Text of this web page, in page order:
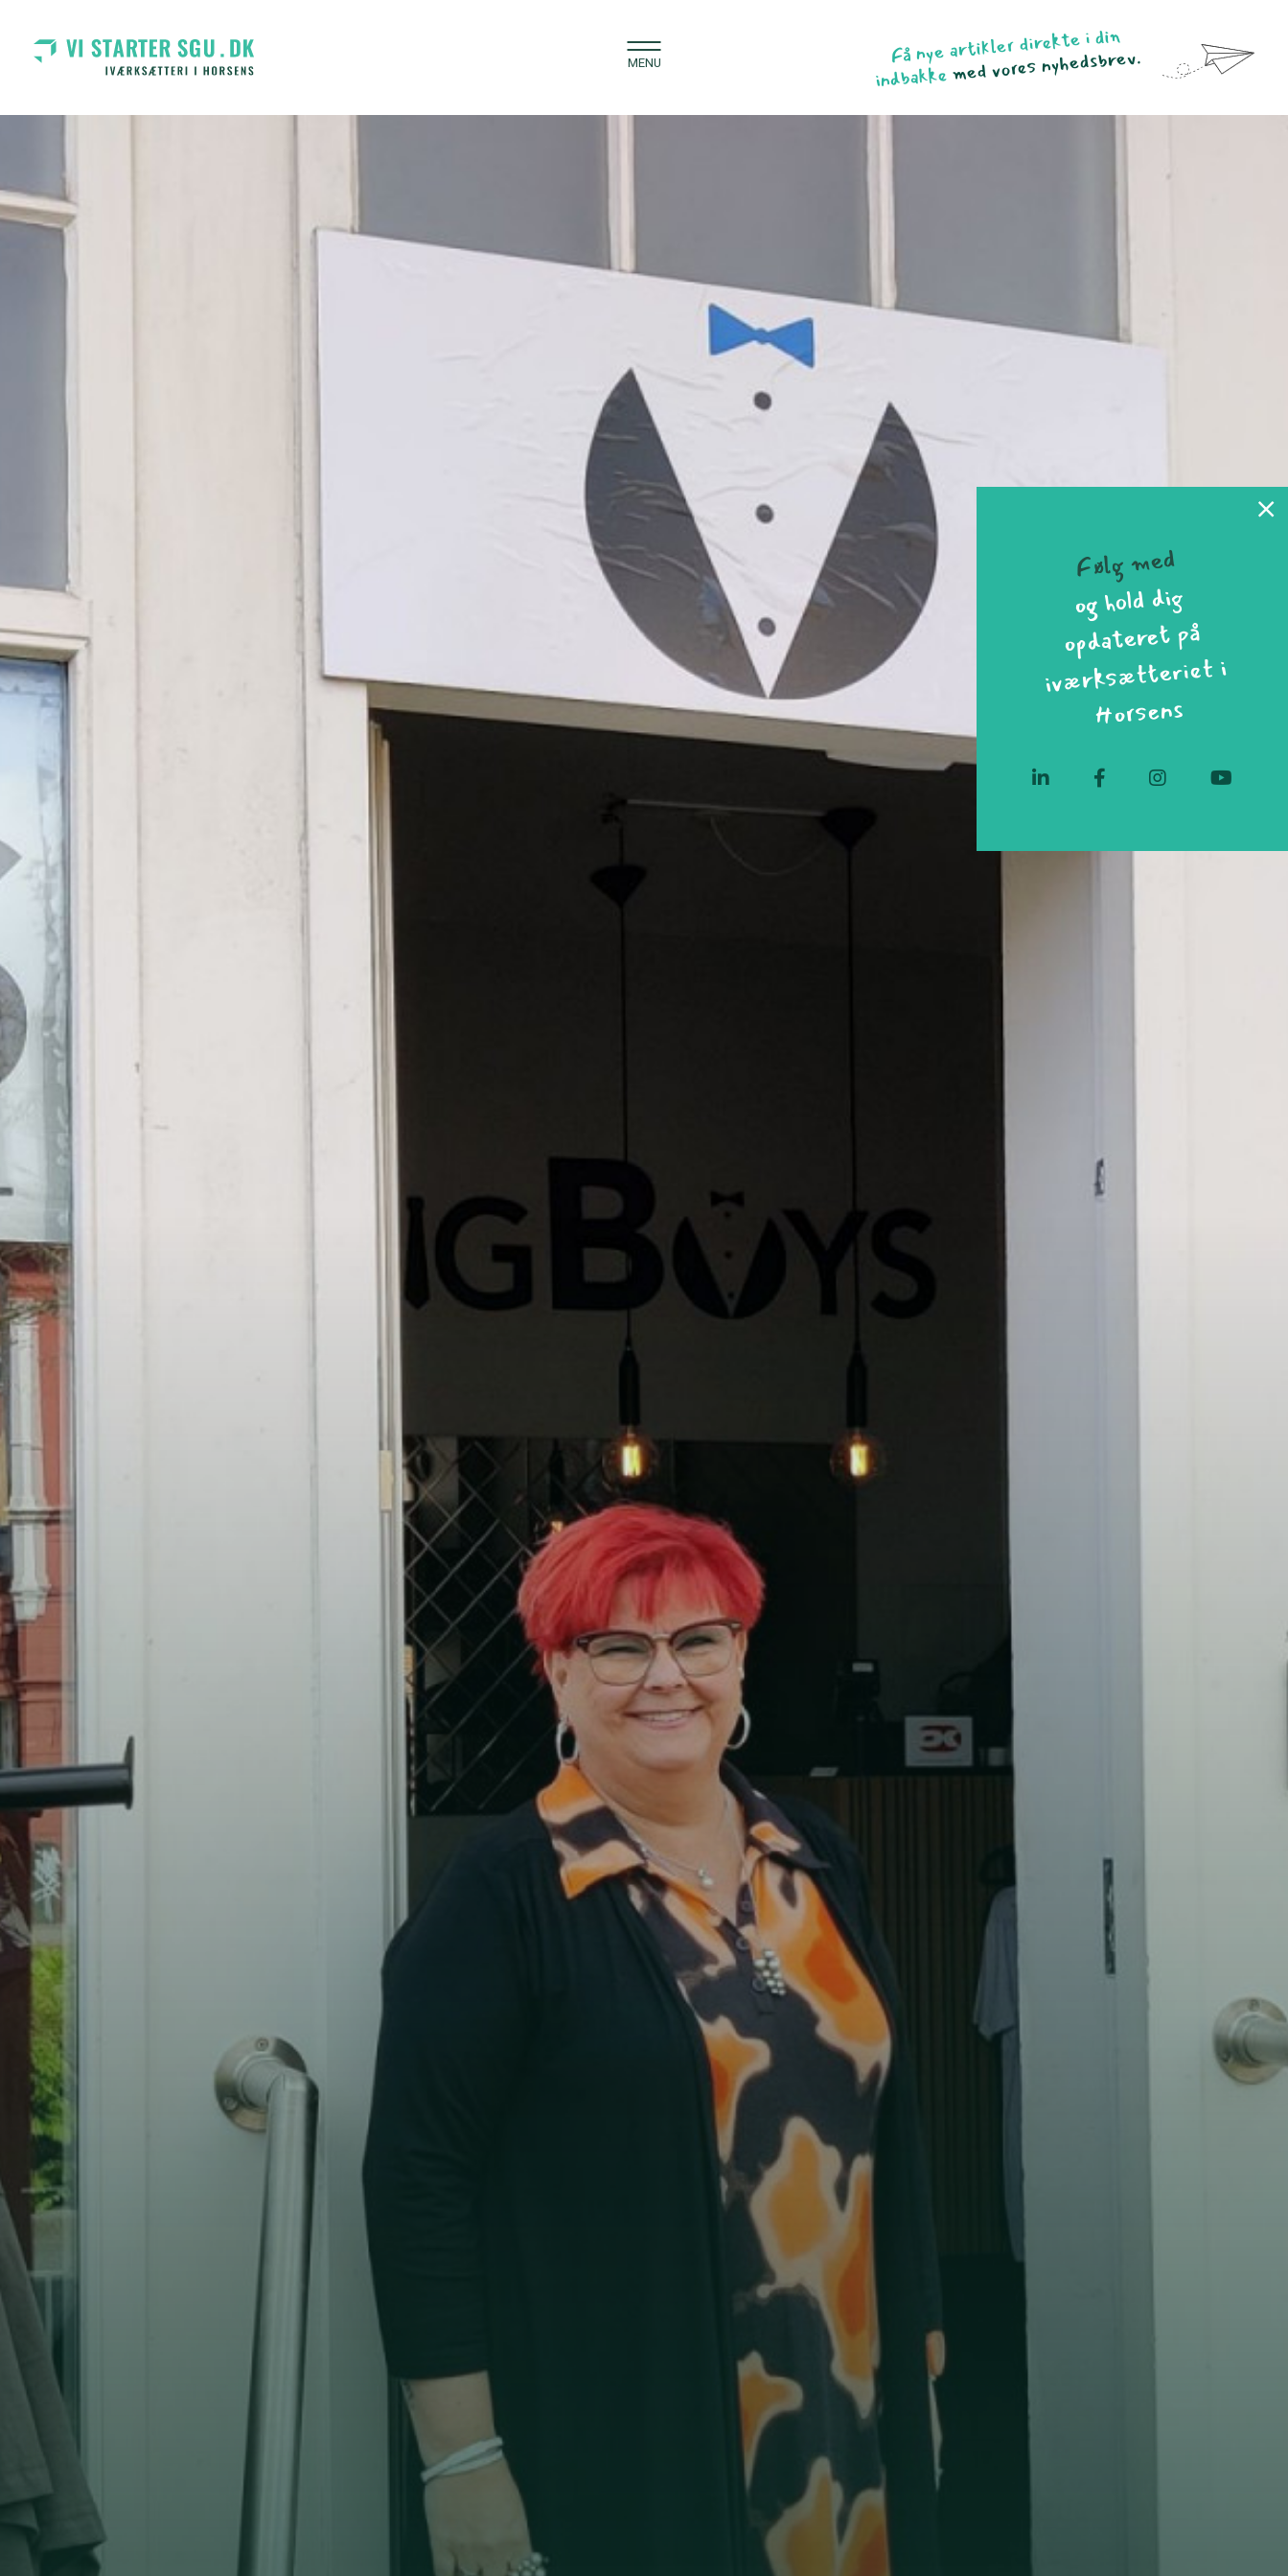
Få nye artikler direkte i din
indbakkemed vores nyhedsbrev.
Følg med
og hold dig
opdateret på
iværksætteriet i
Horsens